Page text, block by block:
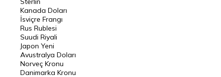
Frank Kuru
Riyal Kuru
Avustralya Doları
Danimarka Kronu Kuru
Kanada Doları Kuru
Kanada Doları
İsviçre Frangı
Rus Rublesi
Suudi Riyali
Japon Yeni
Avustralya Doları
Norveç Kronu
Danimarka Kronu